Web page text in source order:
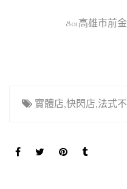
801高雄市前
實體店,快閃店,法式